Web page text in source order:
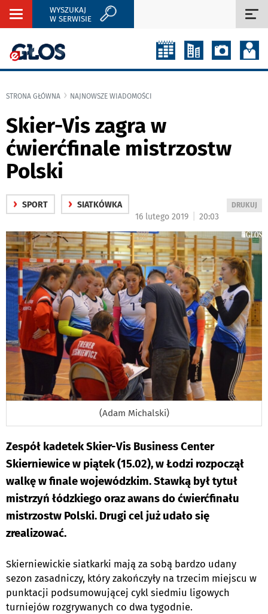
Rozwiń
WYSZUKAJ
W SERWISIE
STRONA GŁÓWNA NAJNOWSZE WIADOMOŚCI
Skier-Vis zagra w
ćwierćfinale mistrzostw
Polski
› SPORT › SIATKÓWKA
WYDRUKUJ
DRUKUJ
16 lutego 2019 20:03
(Adam Michalski)
Zespół kadetek Skier-Vis Business Center
Skierniewice w piątek (15.02), w Łodzi rozpoczął
walkę w finale wojewódzkim. Stawką był tytuł
mistrzyń łódzkiego oraz awans do ćwierćfinału
mistrzostw Polski. Drugi cel już udało się
zrealizować.
Skierniewickie siatkarki mają za sobą bardzo udany
sezon zasadniczy, który zakończyły na trzecim miejscu w
punktacji podsumowującej cykl siedmiu ligowych
turniejów rozgrywanych co dwa tygodnie.